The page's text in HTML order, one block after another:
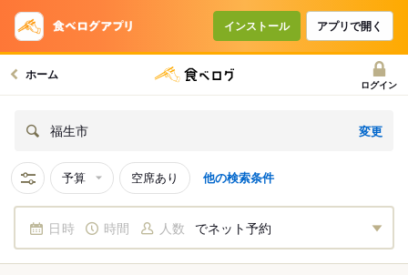
インストール アプリで開く
ホーム
ログイン
福生市 変更
予算 空席あり 他の検索条件
日時 時間 人数 でネット予約